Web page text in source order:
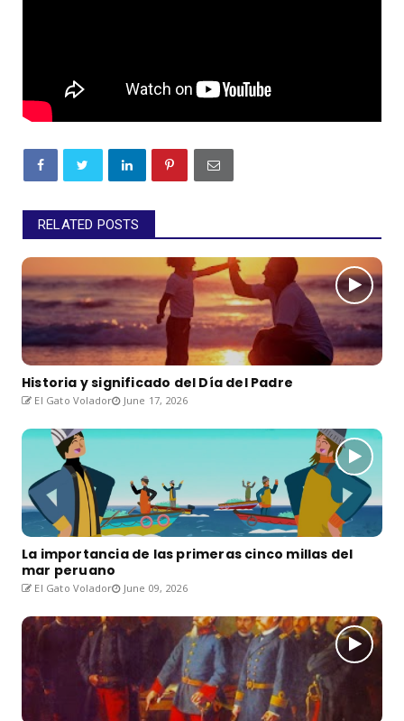
RELATED POSTS
Historia y significado del Día del Padre
El Gato Volador June 17, 2026
La importancia de las primeras cinco millas del
mar peruano
El Gato Volador June 09, 2026